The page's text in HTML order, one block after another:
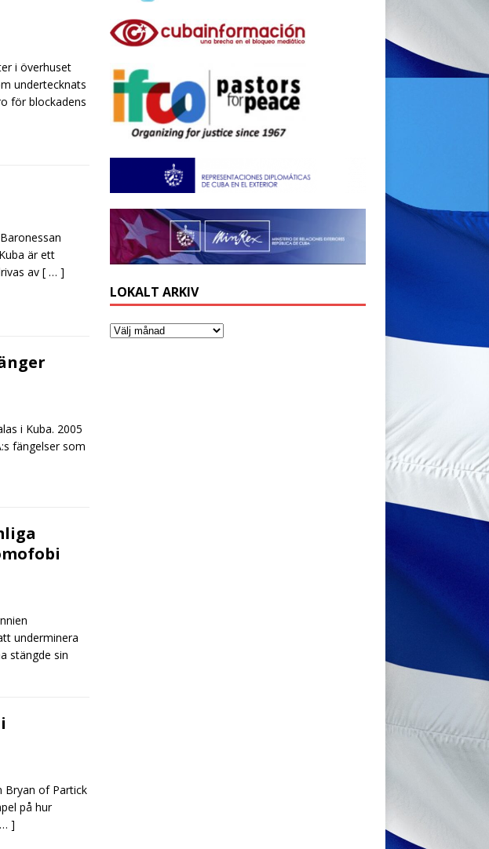
i överhuset
undertecknats
för blockadens
är ett
av [ … ]
i Kuba. 2005
fängelser som
underminera
stängde sin
Bryan of Partick
på hur
]
LOKALT ARKIV